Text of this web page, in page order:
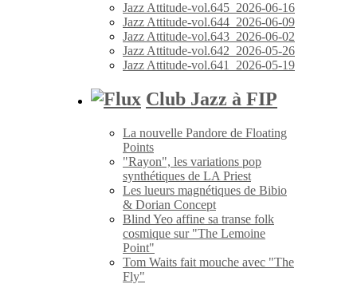
Jazz Attitude-vol.645_2026-06-16
Jazz Attitude-vol.644_2026-06-09
Jazz Attitude-vol.643_2026-06-02
Jazz Attitude-vol.642_2026-05-26
Jazz Attitude-vol.641_2026-05-19
Club Jazz à FIP
La nouvelle Pandore de Floating
Points
"Rayon", les variations pop
synthétiques de LA Priest
Les lueurs magnétiques de Bibio
& Dorian Concept
Blind Yeo affine sa transe folk
cosmique sur "The Lemoine
Point"
Tom Waits fait mouche avec "The
Fly"